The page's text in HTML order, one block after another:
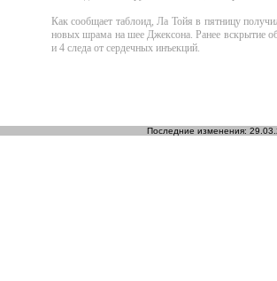
Как сообщает таблоид, Ла Тойя в пятницу
новых шрама на шее Джексона. Ранее вскрытие
и 4 следа от сердечных инъекций.
Последние